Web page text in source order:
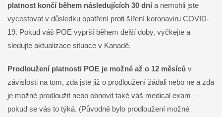
platnost končí během následujících 30 dnía nemohli jste
vycestovat v důsledku opatření proti šíření koronaviru COVID-
19. Pokud váš POE vyprší během delší doby, vyčkejte a
sledujte aktualizace situace v Kanadě.
Prodloužení platnosti POE je možné až o 12 měsíců v
závislosti na tom, zda jste již o prodloužení žádali nebo ne a zda
je možné prodloužit nebo obnovit také váš medical exam –
pokud se vás to týká. (Původně bylo prodloužení možné